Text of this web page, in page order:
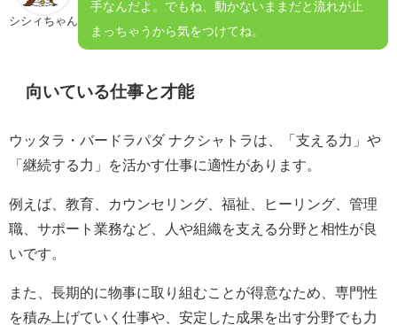
シシィちゃん
手なんだよ。でもね、動かないままだと流れが止
まっちゃうから気をつけてね。
向いている仕事と才能
ウッタラ・バードラパダ ナクシャトラは、「支える力」や
「継続する力」を活かす仕事に適性があります。
例えば、教育、カウンセリング、福祉、ヒーリング、管理
職、サポート業務など、人や組織を支える分野と相性が良
いです。
また、長期的に物事に取り組むことが得意なため、専門性
を積み上げていく仕事や、安定した成果を出す分野でも力